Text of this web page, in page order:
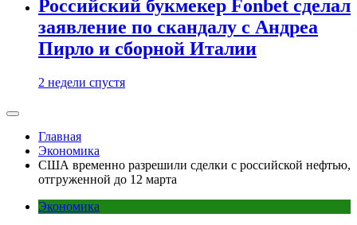
Российский букмекер Fonbet сделал
заявление по скандалу с Андреа
Пирло и сборной Италии
2 недели спустя
Главная
Экономика
США временно разрешили сделки с российской нефтью,
отгруженной до 12 марта
Экономика